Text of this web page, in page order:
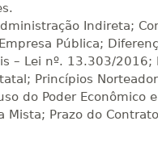
Visualizar
Visualizar
Indireta;
Pública;
– Lei nº. 13.303/
Princípios
do Poder Econômico
Mista; Prazo do